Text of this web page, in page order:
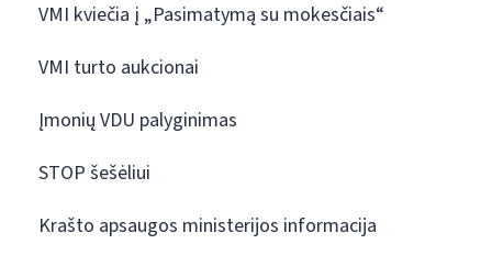
VMI kviečia į „Pasimatymą su mokesčiais“
VMI turto aukcionai
Įmonių VDU palyginimas
STOP šešėliui
Krašto apsaugos ministerijos informacija